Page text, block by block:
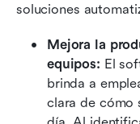
soluciones
Mejora la
equipos: El
brinda a
clara de cómo